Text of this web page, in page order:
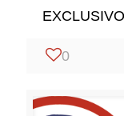
0